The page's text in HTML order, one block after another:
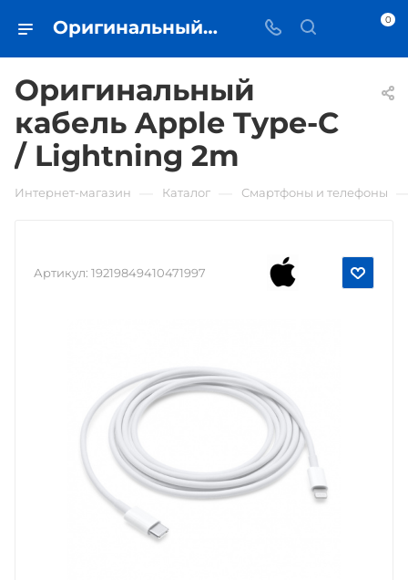
Оригинальный кабель Apple Type-C / Lightning 2m • купить в Самаре - iЧехол 0
Оригинальный
кабель Apple Type-C
/ Lightning 2m
Интернет-магазин Каталог Смартфоны и телефоны
Артикул: 19219849410471997